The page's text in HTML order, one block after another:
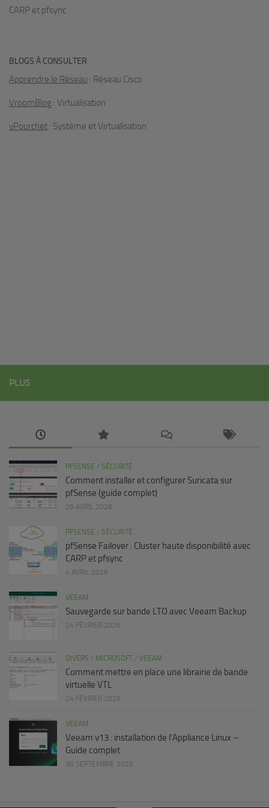
CARP et pfsync
BLOGS À CONSULTER
Apprendre le Réseau : Réseau Cisco
VroomBlog : Virtualisation
vPourchet : Système et Virtualisation
PLUS
PFSENSE / SÉCURITÉ
Comment installer et configurer Suricata sur
pfSense (guide complet)
29 AVRIL 2026
PFSENSE / SÉCURITÉ
pfSense Failover : Cluster haute disponibilité avec
CARP et pfsync
4 AVRIL 2026
VEEAM
Sauvegarde sur bande LTO avec Veeam Backup
24 FÉVRIER 2026
DIVERS / MICROSOFT / VEEAM
Comment mettre en place une librairie de bande
virtuelle VTL
24 FÉVRIER 2026
VEEAM
Veeam v13 : installation de l’Appliance Linux –
Guide complet
30 SEPTEMBRE 2025